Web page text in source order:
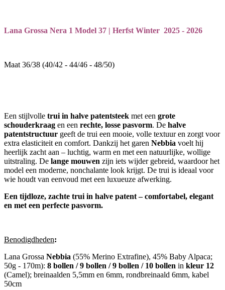
Lana Grossa Nera 1 Model 37 | Herfst Winter 2025 - 2026
Maat 36/38 (40/42 - 44/46 - 48/50)
Een stijlvolle trui in halve patentsteek met een grote
schouderkraag en een rechte, losse pasvorm. De halve
patentstructuur geeft de trui een mooie, volle textuur en zorgt voor
extra elasticiteit en comfort. Dankzij het garen Nebbia voelt hij
heerlijk zacht aan – luchtig, warm en met een natuurlijke, wollige
uitstraling. De lange mouwen zijn iets wijder gebreid, waardoor het
model een moderne, nonchalante look krijgt. De trui is ideaal voor
wie houdt van eenvoud met een luxueuze afwerking.
Een tijdloze, zachte trui in halve patent – comfortabel, elegant
en met een perfecte pasvorm.
Benodigdheden:
Lana Grossa Nebbia (55% Merino Extrafine), 45% Baby Alpaca;
50g - 170m): 8 bollen / 9 bollen / 9 bollen / 10 bollen in kleur 12
(Camel); breinaalden 5,5mm en 6mm, rondbreinaald 6mm, kabel
50cm